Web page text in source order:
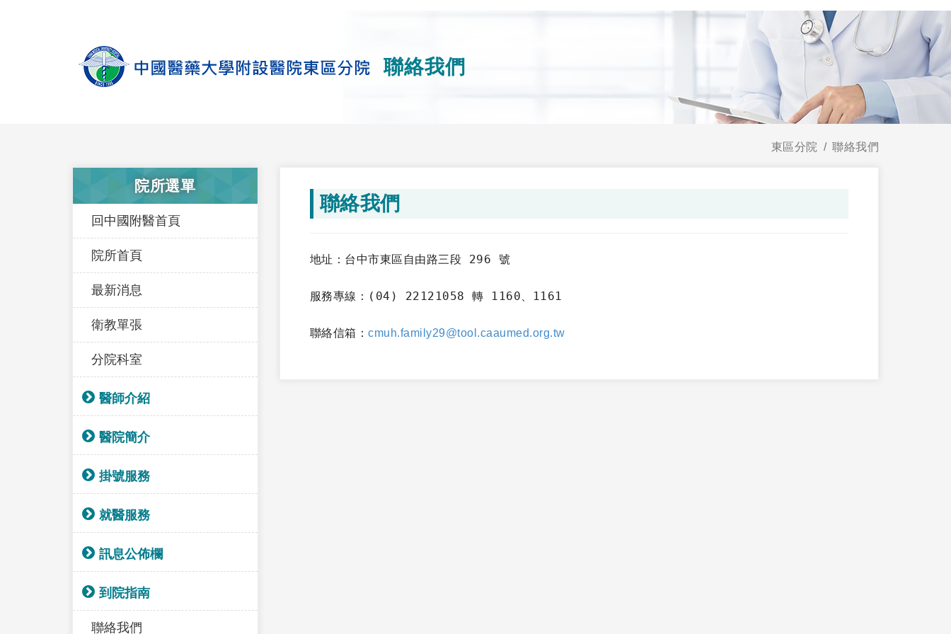
聯絡我們
東區分院 聯絡我們
院所選單
回中國附醫首頁
院所首頁
最新消息
衛教單張
分院科室
醫師介紹
醫院簡介
掛號服務
就醫服務
訊息公佈欄
到院指南
聯絡我們
聯絡我們
地址：台中市東區自由路三段 296 號
服務專線：(04) 22121058 轉 1160、1161
聯絡信箱：cmuh.family29@tool.caaumed.org.tw